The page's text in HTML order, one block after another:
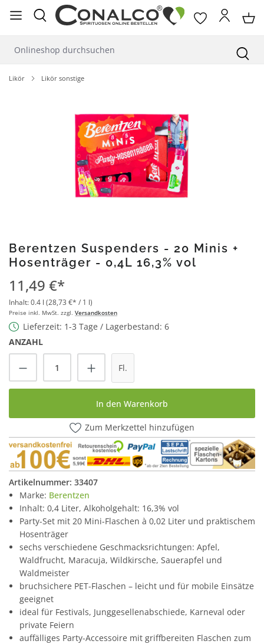
springen
Likör Likör sonstige
Berentzen Suspenders - 20 Minis +
Hosenträger - 0,4L 16,3% vol
11,49 €*
Inhalt:0.4 l (28,73 €* / 1 l)
Preise inkl. MwSt. zzgl. Versandkosten
Lieferzeit: 1-3 Tage / Lagerbestand: 6
ANZAHL
Produkt Anzahl: Gib den gewünschten
Fl.
In den Warenkorb
Zum Merkzettel hinzufügen
Artikelnummer: 33407
Marke: Berentzen
Inhalt: 0,4 Liter, Alkoholgehalt: 16,3% vol
Party-Set mit 20 Mini-Flaschen à 0,02 Liter und praktischem
Hosenträger
sechs verschiedene Geschmacksrichtungen: Apfel,
Waldfrucht, Maracuja, Wildkirsche, Sauerapfel und
Waldmeister
bruchsichere PET-Flaschen – leicht und für mobile Einsätze
geeignet
ideal für Festivals, Junggesellenabschiede, Karneval oder
private Feiern
auffälliges Party-Accessoire mit griffbereiten Flaschen zum